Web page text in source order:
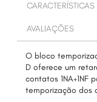
AVALIAÇÕES
O bloco
D oferece um
contatos 1NA+1NF
temporização dos